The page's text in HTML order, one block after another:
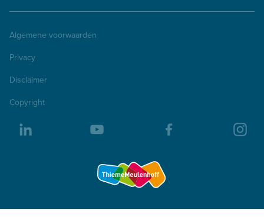
Algemene voorwaarden
Privacy
Disclaimer
Copyright